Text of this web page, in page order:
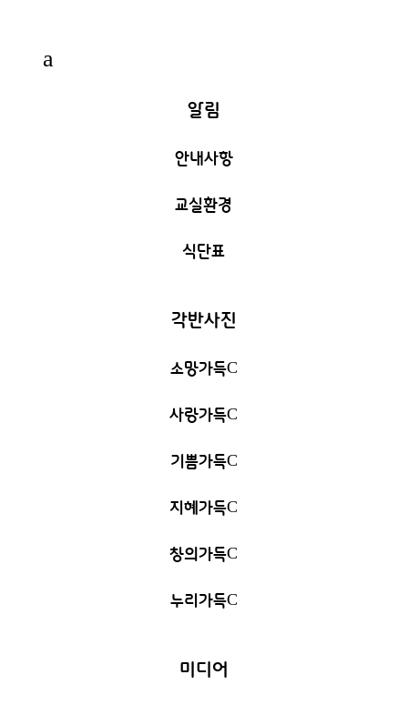
a
알림
안내사항
교실환경
식단표
각반사진
소망가득C
사랑가득C
기쁨가득C
지혜가득C
창의가득C
누리가득C
미디어